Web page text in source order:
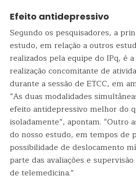
Efeito antidepressivo
Segundo os pesquisadores, a
estudo, em relação a outros
realizados pela equipe do IPq, é
realização concomitante de
durante a sessão de ETCC, em
“As duas modalidades
efeito antidepressivo melhor do
isoladamente”, apontam. “Outro
do nosso estudo, em tempos de
possibilidade de deslocamento
parte das avaliações e
de telemedicina.”